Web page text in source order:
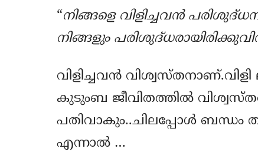
“നിങ്ങളെ വിളിച്ചവന്‍
നിങ്ങളും
വിളിച്ചവന്‍
കുടുംബ ജീവിതത്തിൽ വിശ്വസ്തത
പതിവാകും..ചിലപ്പോൾ ബന്ധം
എന്നാൽ …